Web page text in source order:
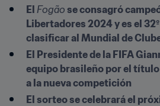
El Fogão se consagró
Libertadores 2024 y es el
clasificar al Mundial de
El Presidente de la FIFA
equipo brasileño por el
a la nueva competición
El sorteo se celebrará el